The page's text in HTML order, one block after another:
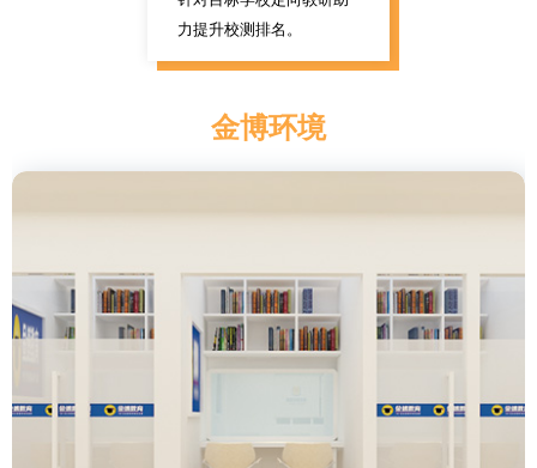
力提升校测排名。
金博环境